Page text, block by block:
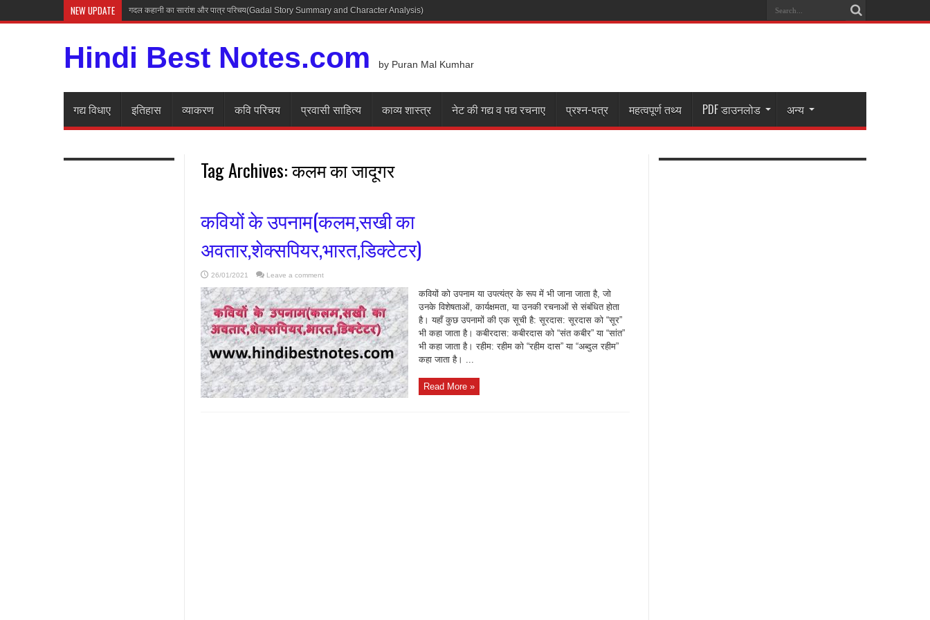
NEW UPDATE गदल कहानी का सारांश और पात्र परिचय(Gadal Story Summary and Character Analysis)
Hindi Best Notes.com by Puran Mal Kumhar
गद्य विधाए इतिहास व्याकरण कवि परिचय प्रवासी साहित्य काव्य शास्त्र नेट की गद्य व पद्य रचनाए प्रश्न-पत्र महत्वपूर्ण तथ्य PDF डाउनलोड अन्य
Tag Archives:कलम का जादूगर
कवियों के उपनाम(कलम,सखी का
अवतार,शेक्सपियर,भारत,डिक्टेटर)
26/01/2021 Leave a comment
कवियों को उपनाम या उपत्यंत्र के रूप में भी जाना जाता है, जो
उनके विशेषताओं, कार्यक्षमता, या उनकी रचनाओं से संबंधित होता
है। यहाँ कुछ उपनामों की एक सूची है: सूरदास: सूरदास को “सूर”
भी कहा जाता है। कबीरदास: कबीरदास को “संत कबीर” या “सांत”
भी कहा जाता है। रहीम: रहीम को “रहीम दास” या “अब्दुल रहीम”
कहा जाता है। ...
Read More »